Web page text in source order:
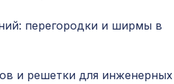
перегородки и ширмы в
и решетки для инженерных